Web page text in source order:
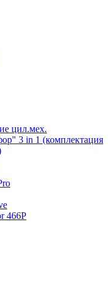
цил.мех.
3 in 1 (комплектация
466P